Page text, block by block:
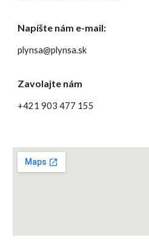
Napíšte nám e-mail:
plynsa@plynsa.sk
Zavolajte nám
+421 903 477 155